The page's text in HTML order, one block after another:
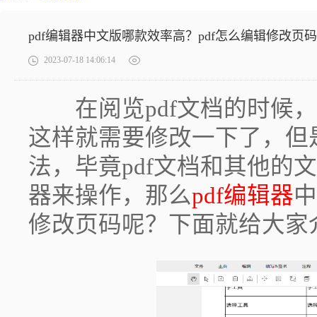
pdf编辑器中文版哪款效率高？pdf怎么编辑修改页
2023-07-18 14:06:14
在阅览pdf文档的时候，
这样就需要修改一下了，
法，毕竟pdf文档和其他的
器来操作，那么pdf编辑器
修改页码呢？下面就给大家